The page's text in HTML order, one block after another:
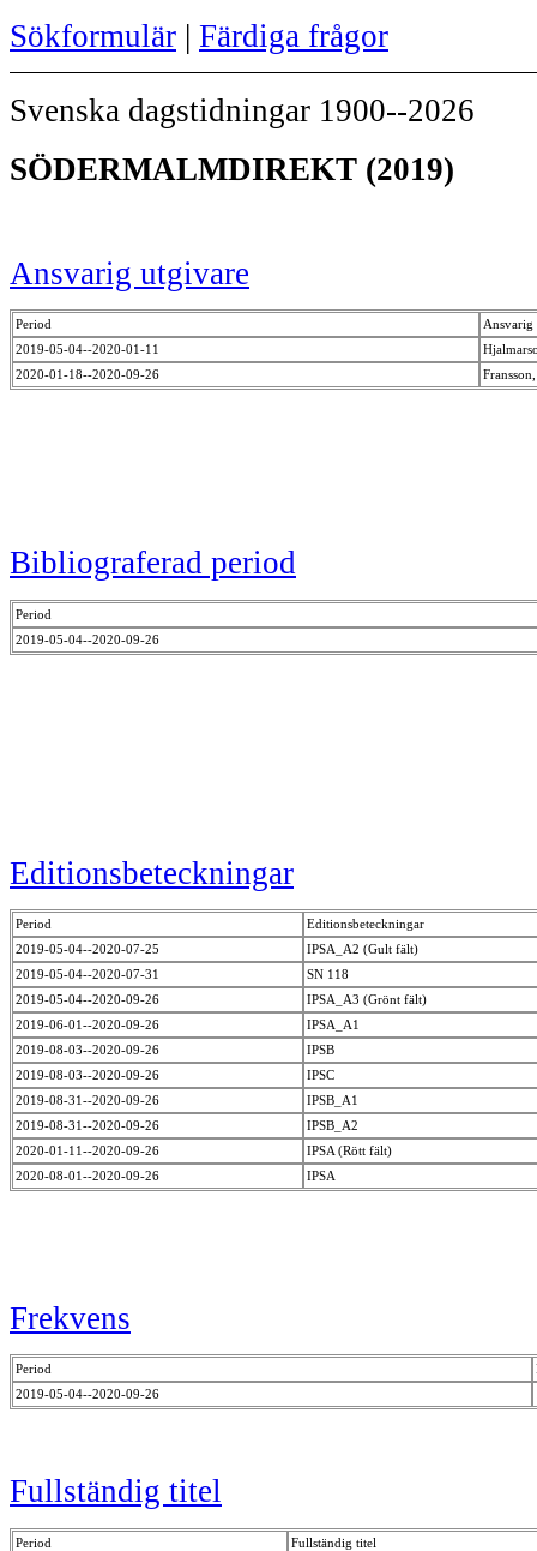
Sökformulär | Färdiga frågor
Svenska dagstidningar 1900--2026
SÖDERMALMDIREKT (2019)
Ansvarig utgivare
Period
Ansvarig
2019-05-04--2020-01-11
2020-01-18--2020-09-26
Bibliograferad period
Period
2019-05-04--2020-09-26
Editionsbeteckningar
Period
Editionsbeteckningar
2019-05-04--2020-07-25
IPSA_A2 (Gult fält)
2019-05-04--2020-07-31
SN 118
2019-05-04--2020-09-26
IPSA_A3 (Grönt fält)
2019-06-01--2020-09-26
IPSA_A1
2019-08-03--2020-09-26
IPSB
2019-08-03--2020-09-26
IPSC
2019-08-31--2020-09-26
IPSB_A1
2019-08-31--2020-09-26
IPSB_A2
2020-01-11--2020-09-26
IPSA (Rött fält)
2020-08-01--2020-09-26
IPSA
Frekvens
Period
2019-05-04--2020-09-26
Fullständig titel
Period
Fullständig titel